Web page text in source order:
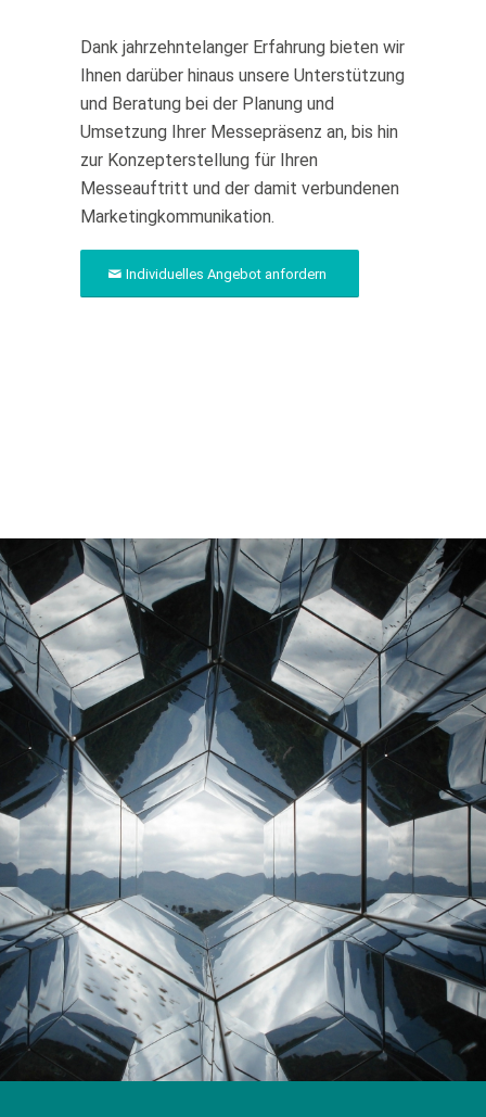
Dank jahrzehntelanger Erfahrung bieten wir
Ihnen darüber hinaus unsere Unterstützung
und Beratung bei der Planung und
Umsetzung Ihrer Messepräsenz an, bis hin
zur Konzepterstellung für Ihren
Messeauftritt und der damit verbundenen
Marketingkommunikation.
Individuelles Angebot anfordern